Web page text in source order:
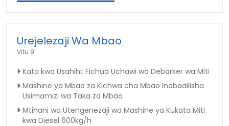
Urejelezaji Wa Mbao
Vitu 9
Kata kwa Usahihi: Fichua Uchawi wa Debarker wa Miti
Mashine ya Mbao za Kichwa cha Mbao Inabadilisha
Usimamizi wa Taka za Mbao
Mtihani wa Utengenezaji wa Mashine ya Kukata Miti
kwa Diesel 600kg/h